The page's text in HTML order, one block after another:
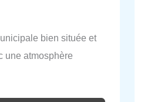
bien située et
une atmosphère